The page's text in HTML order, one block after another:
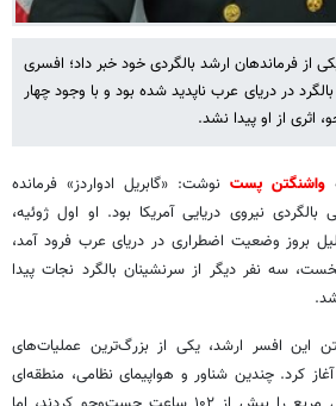
از فرماندهان ارشد بالگردی خود خبر داد؛ افسری
در دریای عرب ناپدید شده بود و با وجود چهار
از او پیدا نشد.
واشنگتن پست نوشت: «گابریل ادواردز» فرمانده
بالگردی نیروی دریایی آمریکا بود. او اول ژوئیه،
بروز وضعیت اضطراری در دریای عرب فرود آمد،
سه نفر دیگر از سرنشینان بالگرد نجات پیدا
این افسر ارشد، یکی از بزرگ‌ترین عملیات‌های
کرد. چندین شناور و هواپیمای نظامی، منطقه‌ای